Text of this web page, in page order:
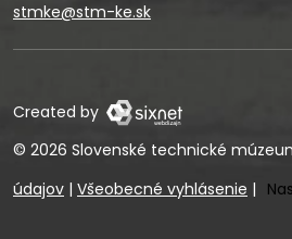
stmke@stm-ke.sk
Created by
© 2026 Slovenské technické
údajov | Všeobecné vyhlásenie |